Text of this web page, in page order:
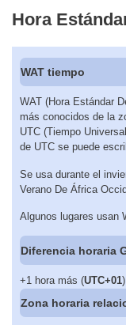
Hora
WAT tiempo
WAT (Hora Estándar
más conocidos de la
UTC (Tiempo
de UTC se puede
Se usa durante el
Verano De África
Algunos lugares usan
Diferencia horaria
+1 hora más (UTC+01)
Zona horaria